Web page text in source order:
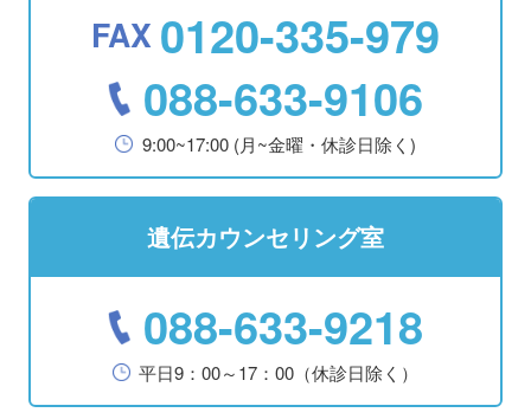
0120-335-979
088-633-9106
9:00~17:00 (月~金曜・休診日除く)
遺伝カウンセリング室
088-633-9218
平日9：00～17：00（休診日除く）